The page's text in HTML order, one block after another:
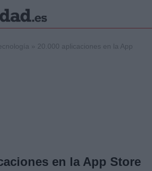
» 20.000 aplicaciones en la App
en la App Store